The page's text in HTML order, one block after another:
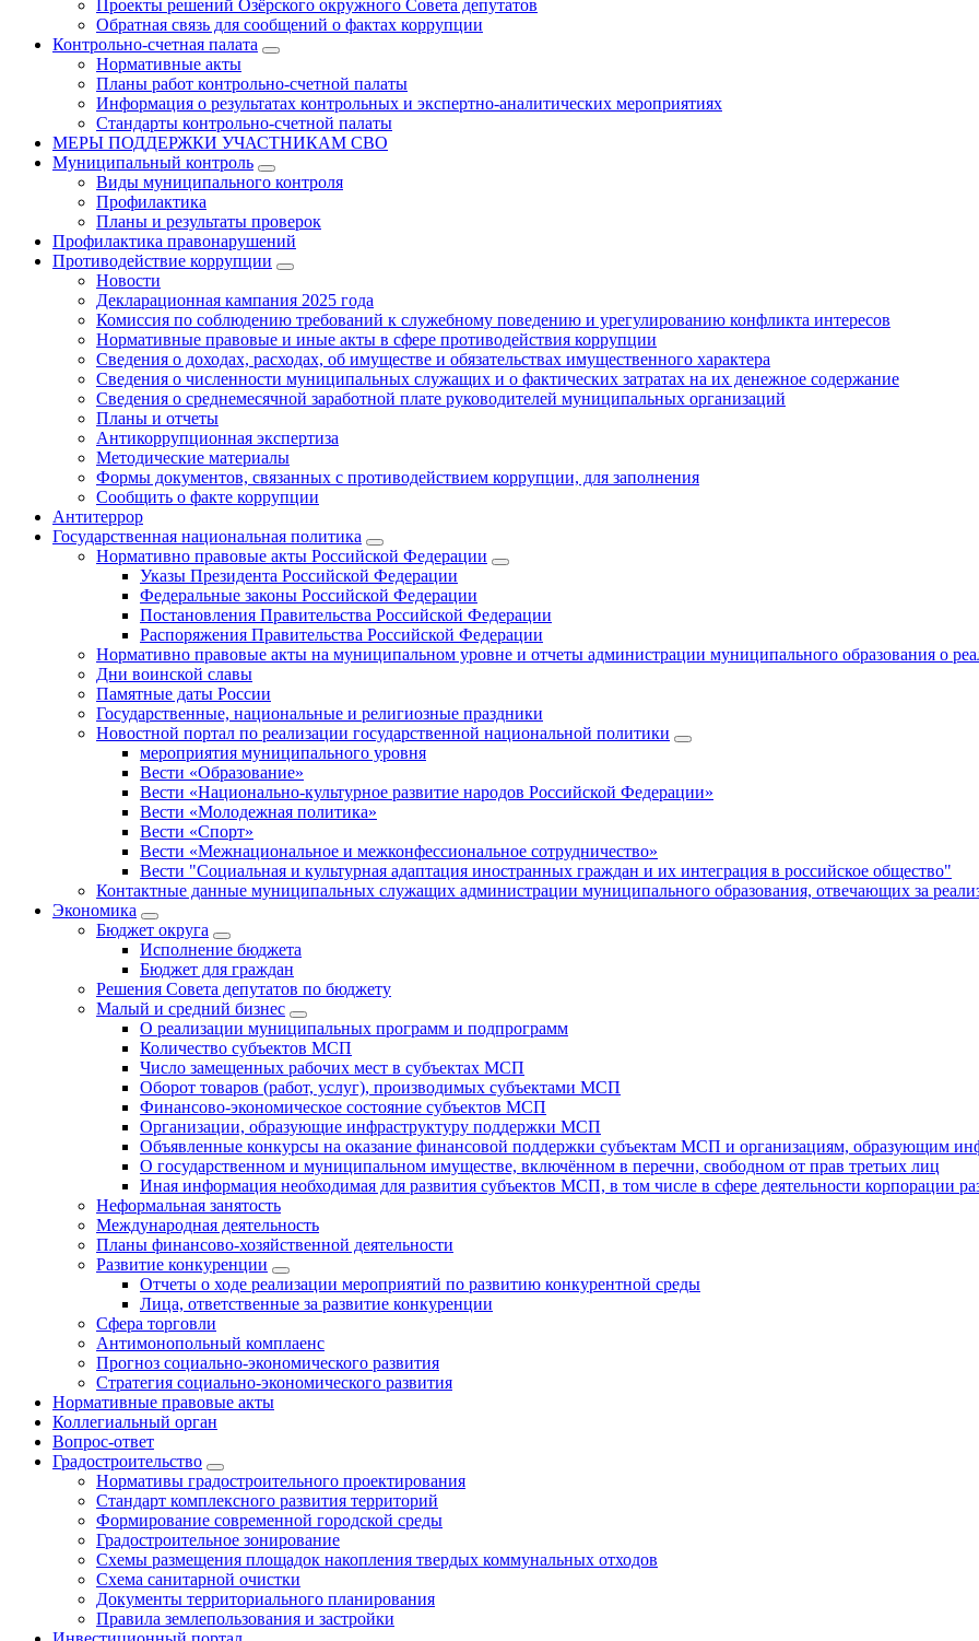
Проекты решений Озёрского окружного Совета депутатов
Обратная связь для сообщений о фактах коррупции
Контрольно-счетная палата
Нормативные акты
Планы работ контрольно-счетной палаты
Информация о результатах контрольных и экспертно-аналитических мероприятиях
Стандарты контрольно-счетной палаты
МЕРЫ ПОДДЕРЖКИ УЧАСТНИКАМ СВО
Муниципальный контроль
Виды муниципального контроля
Профилактика
Планы и результаты проверок
Профилактика правонарушений
Противодействие коррупции
Новости
Декларационная кампания 2025 года
Комиссия по соблюдению требований к служебному поведению и урегулированию конфликта интересов
Нормативные правовые и иные акты в сфере противодействия коррупции
Сведения о доходах, расходах, об имуществе и обязательствах имущественного характера
Сведения о численности муниципальных служащих и о фактических затратах на их денежное содержание
Сведения о среднемесячной заработной плате руководителей муниципальных организаций
Планы и отчеты
Антикоррупционная экспертиза
Методические материалы
Формы документов, связанных с противодействием коррупции, для заполнения
Сообщить о факте коррупции
Антитеррор
Государственная национальная политика
Нормативно правовые акты Российской Федерации
Указы Президента Российской Федерации
Федеральные законы Российской Федерации
Постановления Правительства Российской Федерации
Распоряжения Правительства Российской Федерации
Нормативно правовые акты на муниципальном уровне и отчеты администрации муниципального образования о
Дни воинской славы
Памятные даты России
Государственные, национальные и религиозные праздники
Новостной портал по реализации государственной национальной политики
мероприятия муниципального уровня
Вести «Образование»
Вести «Национально-культурное развитие народов Российской Федерации»
Вести «Молодежная политика»
Вести «Спорт»
Вести «Межнациональное и межконфессиональное сотрудничество»
Вести "Социальная и культурная адаптация иностранных граждан и их интеграция в российское общество"
Контактные данные муниципальных служащих администрации муниципального образования, отвечающих за
Экономика
Бюджет округa
Исполнение бюджета
Бюджет для граждан
Решения Совета депутатов по бюджету
Малый и средний бизнес
О реализации муниципальных программ и подпрограмм
Количество субъектов МСП
Число замещенных рабочих мест в субъектах МСП
Оборот товаров (работ, услуг), производимых субъектами МСП
Финансово-экономическое состояние субъектов МСП
Организации, образующие инфраструктуру поддержки МСП
Объявленные конкурсы на оказание финансовой поддержки субъектам МСП и организациям, образующим
О государственном и муниципальном имуществе, включённом в перечни, свободном от прав третьих лиц
Иная информация необходимая для развития субъектов МСП, в том числе в сфере деятельности корпорации
Неформальная занятость
Международная деятельность
Планы финансово-хозяйственной деятельности
Развитие конкуренции
Отчеты о ходе реализации мероприятий по развитию конкурентной среды
Лица, ответственные за развитие конкуренции
Сфера торговли
Антимонопольный комплаенс
Прогноз социально-экономического развития
Стратегия социально-экономического развития
Нормативные правовые акты
Коллегиальный орган
Вопрос-ответ
Градостроительство
Нормативы градостроительного проектирования
Стандарт комплексного развития территорий
Формирование современной городской среды
Градостроительное зонирование
Схемы размещения площадок накопления твердых коммунальных отходов
Схема санитарной очистки
Документы территориального планирования
Правила землепользования и застройки